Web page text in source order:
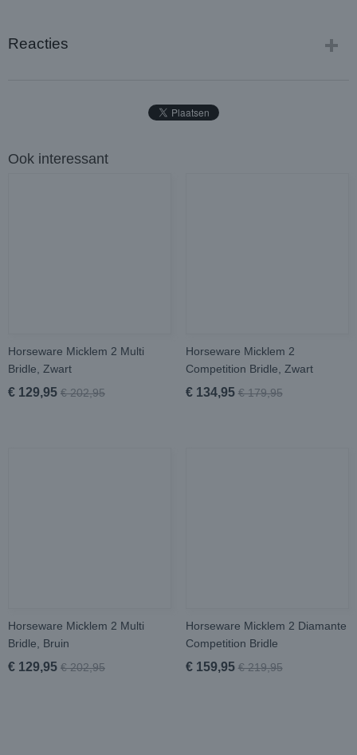
Reacties
Ook interessant
Horseware Micklem 2 Multi
Bridle, Zwart
€ 129,95 € 202,95
Horseware Micklem 2
Competition Bridle, Zwart
€ 134,95 € 179,95
Horseware Micklem 2 Multi
Bridle, Bruin
€ 129,95 € 202,95
Horseware Micklem 2 Diamante
Competition Bridle
€ 159,95 € 219,95